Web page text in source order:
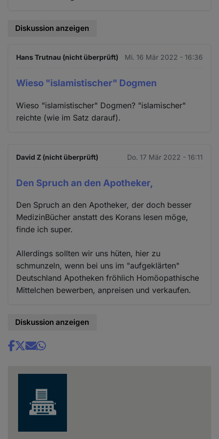
Diskussion anzeigen
Hans Trutnau (nicht überprüft) Mi. 16 Mär 2022 - 16:36
Wieso "islamistischer" Dogmen
Wieso "islamistischer" Dogmen? "islamischer"
reichte (wie im Satz darauf).
David Z (nicht überprüft) Do. 17 Mär 2022 - 16:11
Den Spruch an den Apotheker,
Den Spruch an den Apotheker, der doch besser
MedizinBücher anstatt des Korans lesen möge,
finde ich super.
Allerdings sollten wir uns hüten, hier zu
schmunzeln, wenn bei uns im "aufgeklärten"
Deutschland Apotheken fröhlich Homöopathische
Mittelchen bewerben, anpreisen und verkaufen.
Diskussion anzeigen
Share